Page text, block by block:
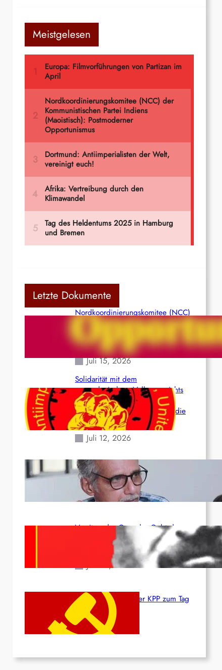
Meistgelesen
Letzte Dokumente
Nordkoordinierungskomitee (NCC)
der Kommunistischen Partei Indiens
(Maoistisch): Postmoderner
Opportunismus
Juli 15, 2026
Solidarität mit dem
venezolanischem Volk angesichts
der verlorenen Leben und der
katastrophalen Situation durch die
Erdbeben des 24. Juni!
Juli 12, 2026
Indien: „Die Politik der
Kapitulation“ von K. Murali (Ajith)
Juli 1, 2026
Vorsitzender Gonzalo: Gebt das
Leben für die Partei und die
Juni 19, 2026
Beschluss des ZK der KPP zum Tag
des Heldentums
Juni 19, 2026